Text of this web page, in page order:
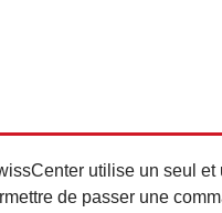
utilise un seul
de passer une